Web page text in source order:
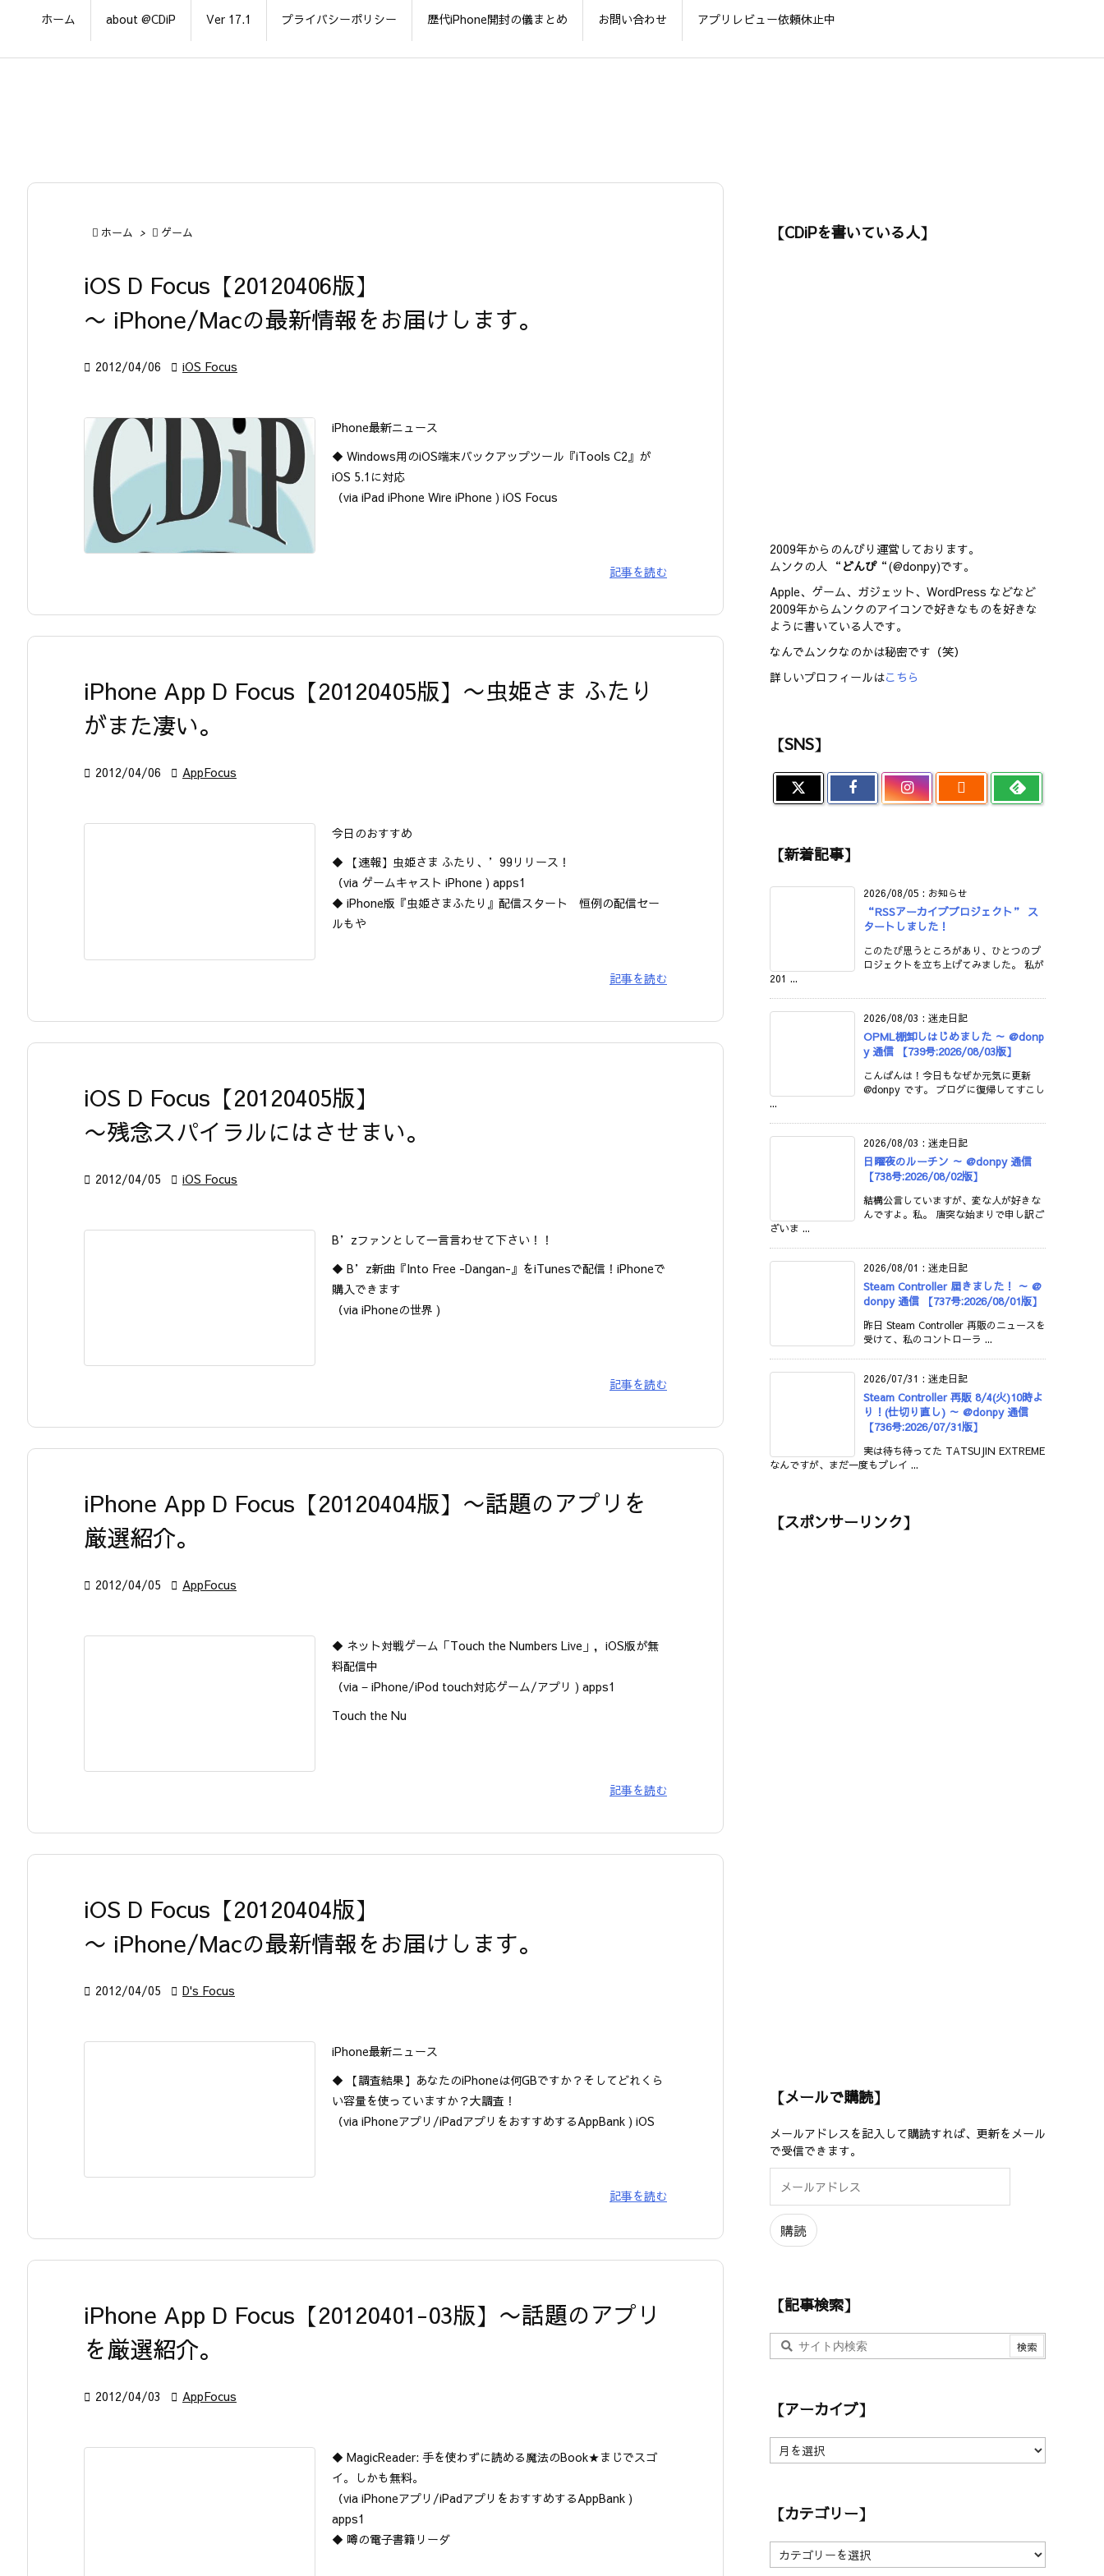
ホーム about @CDiP Ver 17.1 プライバシーポリシー 歴代iPhone開封の儀まとめ お問い合わせ アプリレビュー依頼休止中
 ホーム >  ゲーム
iOS D Focus【20120406版】
〜 iPhone/Macの最新情報をお届けします。
 2012/04/06  iOS Focus
iPhone最新ニュース
◆ Windows用のiOS端末バックアップツール『iTools C2』が
iOS 5.1に対応
（via iPad iPhone Wire iPhone ) iOS Focus
記事を読む
iPhone App D Focus【20120405版】〜虫姫さま ふたり
がまた凄い。
 2012/04/06  AppFocus
今日のおすすめ
◆ 【速報】虫姫さま ふたり、’99リリース！
（via ゲームキャスト iPhone ) apps1
◆ iPhone版『虫姫さまふたり』配信スタート 恒例の配信セー
ルもや
記事を読む
iOS D Focus【20120405版】
〜残念スパイラルにはさせまい。
 2012/04/05  iOS Focus
B’zファンとして一言言わせて下さい！！
◆ B’z新曲『Into Free -Dangan-』をiTunesで配信！iPhoneで
購入できます
（via iPhoneの世界 )
記事を読む
iPhone App D Focus【20120404版】〜話題のアプリを
厳選紹介。
 2012/04/05  AppFocus
◆ ネット対戦ゲーム「Touch the Numbers Live」，iOS版が無
料配信中
（via − iPhone/iPod touch対応ゲーム/アプリ ) apps1
Touch the Nu
記事を読む
iOS D Focus【20120404版】
〜 iPhone/Macの最新情報をお届けします。
 2012/04/05  D's Focus
iPhone最新ニュース
◆ 【調査結果】あなたのiPhoneは何GBですか？そしてどれくら
い容量を使っていますか？大調査！
（via iPhoneアプリ/iPadアプリをおすすめするAppBank ) iOS
記事を読む
iPhone App D Focus【20120401-03版】〜話題のアプリ
を厳選紹介。
 2012/04/03  AppFocus
◆ MagicReader: 手を使わずに読める魔法のBook★まじでスゴ
イ。しかも無料。
（via iPhoneアプリ/iPadアプリをおすすめするAppBank )
apps1
◆ 噂の電子書籍リーダ
【CDiPを書いている人】
2009年からのんびり運営しております。
ムンクの人 “ どんぴ“(@donpy)です。
Apple、ゲーム、ガジェット、WordPress などなど
2009年からムンクのアイコンで好きなものを好きな
ように書いている人です。
なんでムンクなのかは秘密です（笑）
詳しいプロフィールはこちら
【SNS】

【新着記事】
2026/08/05 : お知らせ
“RSSアーカイブプロジェクト” ス
タートしました！
このたび思うところがあり、ひとつのプ
ロジェクトを立ち上げてみました。 私が
201 ...
2026/08/03 : 迷走日記
OPML棚卸しはじめました ～ @donp
y 通信 【739号:2026/08/03版】
こんばんは！今日もなぜか元気に更新
@donpy です。 ブログに復帰してすこし
...
2026/08/03 : 迷走日記
日曜夜のルーチン ～ @donpy 通信
【738号:2026/08/02版】
結構公言していますが、変な人が好きな
んですよ。私。 唐突な始まりで申し訳ご
ざいま ...
2026/08/01 : 迷走日記
Steam Controller 届きました！ ～ @
donpy 通信 【737号:2026/08/01版】
昨日 Steam Controller 再販のニュースを
受けて、私のコントローラ ...
2026/07/31 : 迷走日記
Steam Controller 再販 8/4(火)10時よ
り！(仕切り直し) ～ @donpy 通信
【736号:2026/07/31版】
実は待ち待ってた TATSUJIN EXTREME
なんですが、まだ一度もプレイ ...
【スポンサーリンク】
【メールで購読】
メールアドレスを記入して購読すれば、更新をメール
で受信できます。
ル
ア
ド
購読
【記事検索】
【アーカイブ】
ア
イ
】
【カテゴリー】
【
カ